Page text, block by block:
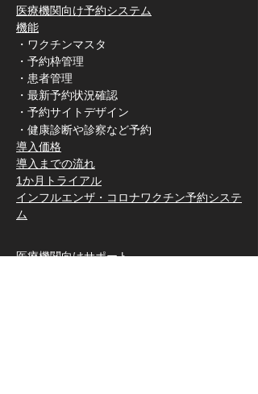
医療機関向け予約システム
機能
・ワクチンマスタ
・予約枠管理
・患者管理
・最新予約状況確認
・予約サイトデザイン
​・健康診断や診察など予約
​導入価格
​導入までの流れ
​1か月トライアル
​インフルエンザ・コロナワクチン予約システ
ム
医療機関向けサポート